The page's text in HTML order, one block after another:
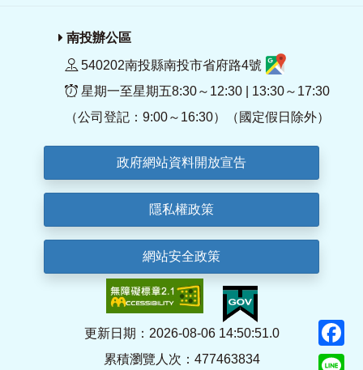
南投辦公區
540202南投縣南投市省府路4號
星期一至星期五8:30～12:30 | 13:30～17:30
（公司登記：9:00～16:30）（國定假日除外）
政府網站資料開放宣告
隱私權政策
網站安全政策
更新日期：2026-08-06 14:50:51.0
累積瀏覽人次：477463834